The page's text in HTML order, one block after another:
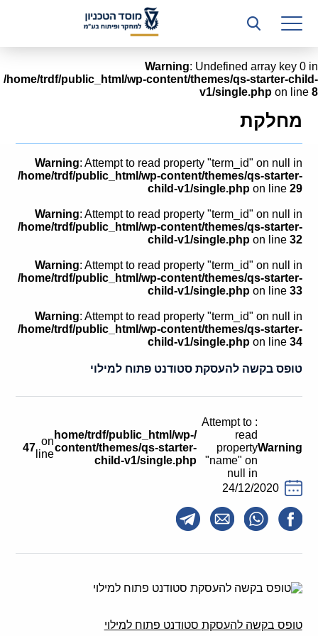
רשות המחקר
היחידה העסקית (T3)
קשרי תעשייה
ביה”ס ללימודי המשך
המכון הישראלי לטכנולוגיות ייצור חומרים
משאבי אנוש
כספים וכלכלה
המחלקה המשפטית
מחלקת תפעול
קולות קוראים
English
Warning: Undefined array key 0 in
/home/trdf/public_html/wp-content/themes/qs-starter-child-
v1/single.php on line 8
מחלקת
Warning: Attempt to read property "term_id" on null in
/home/trdf/public_html/wp-content/themes/qs-starter-
child-v1/single.phpon line 29
Warning: Attempt to read property "term_id" on null in
/home/trdf/public_html/wp-content/themes/qs-starter-
child-v1/single.phpon line 32
Warning: Attempt to read property "term_id" on null in
/home/trdf/public_html/wp-content/themes/qs-starter-
child-v1/single.phpon line 33
Warning: Attempt to read property "term_id" on null in
/home/trdf/public_html/wp-content/themes/qs-starter-
child-v1/single.phpon line 34
טופס בקשה להעסקת סטודנט פתוח למילוי
Warning
: Attempt to
read
property
"name" on
null in
/home/trdf/public_html/wp-
content/themes/qs-starter-
child-v1/single.php
on
line
47
24/12/2020
טופס בקשה להעסקת סטודנט פתוח למילוי